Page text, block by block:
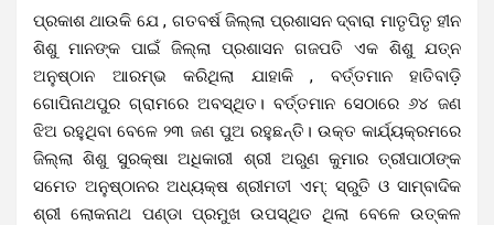
ପ୍ରକାଶ ଥାଉକି ଯେ , ଗତବର୍ଷ ଜିଲ୍ଲା ପ୍ରଶାସନ ଦ୍ବାରା ମାତୃପିତୃ ହୀନ
ଶିଶୁ ମାନଙ୍କ ପାଇଁ ଜିଲ୍ଲା ପ୍ରଶାସନ ଗଜପତି ଏକ ଶିଶୁ ଯତ୍ନ
ଅନୁଷ୍ଠାନ ଆରମ୍ଭ କରିଥିଲା ଯାହାକି , ବର୍ତ୍ତମାନ ହାତିବାଡ଼ି
ଗୋପିନାଥପୁର ଗ୍ରାମରେ ଅବସ୍ଥିତ। ବର୍ତ୍ତମାନ ସେଠାରେ ୬୪ ଜଣ
ଝିଅ ରହୁଥିବା ବେଳେ ୨୩ ଜଣ ପୁଅ ରହୁଛନ୍ତି। ଉକ୍ତ କାର୍ଯ୍ୟକ୍ରମରେ
ଜିଲ୍ଲା ଶିଶୁ ସୁରକ୍ଷା ଅଧିକାରୀ ଶ୍ରୀ ଅରୁଣ କୁମାର ତ୍ରୀପାଠୀଙ୍କ
ସମେତ ଅନୁଷ୍ଠାନର ଅଧ୍ୟକ୍ଷ ଶ୍ରୀମତୀ ଏମ୍: ସ୍ରୁତି ଓ ସାମ୍ବାଦିକ
ଶ୍ରୀ ଲୋକନାଥ ପଣ୍ଡା ପ୍ରମୁଖ ଉପସ୍ଥିତ ଥିଲା ବେଳେ ଉତ୍କଳ